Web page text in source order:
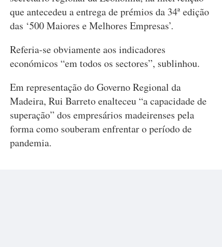
que antecedeu a entrega de prémios da 34ª edição
das ‘500 Maiores e Melhores Empresas’.
Referia-se obviamente aos indicadores
económicos “em todos os sectores”, sublinhou.
Em representação do Governo Regional da
Madeira, Rui Barreto enalteceu “a capacidade de
superação” dos empresários madeirenses pela
forma como souberam enfrentar o período de
pandemia.